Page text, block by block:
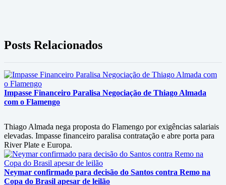
Posts Relacionados
Impasse Financeiro Paralisa Negociação de Thiago Almada
com o Flamengo
Thiago Almada nega proposta do Flamengo por exigências salariais
elevadas. Impasse financeiro paralisa contratação e abre porta para
River Plate e Europa.
Neymar confirmado para decisão do Santos contra Remo na
Copa do Brasil apesar de leilão